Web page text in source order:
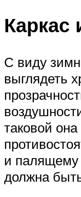
Каркас
С виду
выглядеть
таковой
и палящему
должна